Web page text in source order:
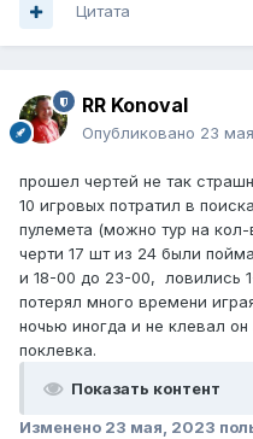
Цитата
RR Konoval
Опубликовано 23
прошел чертей не так
10 игровых потратил в
пулемета (можно тур на
черти 17 шт из 24 были
и 18-00 до 23-00, ловились
потерял много времени
ночью иногда и не клевал
поклевка.
Показать контент
Изменено 23 мая, 2023